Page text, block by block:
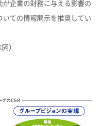
企業の財務に与える影響の
ての情報開示を推奨してい
）